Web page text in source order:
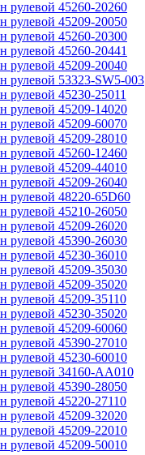
рулевой 45260-20260
рулевой 45209-20050
рулевой 45260-20300
рулевой 45260-20441
рулевой 45209-20040
рулевой 53323-SW5-003
рулевой 45230-25011
рулевой 45209-14020
рулевой 45209-60070
рулевой 45209-28010
рулевой 45260-12460
рулевой 45209-44010
рулевой 45209-26040
рулевой 48220-65D60
рулевой 45210-26050
рулевой 45209-26020
рулевой 45390-26030
рулевой 45230-36010
рулевой 45209-35030
рулевой 45209-35020
рулевой 45209-35110
рулевой 45230-35020
рулевой 45209-60060
рулевой 45390-27010
рулевой 45230-60010
рулевой 34160-AA010
рулевой 45390-28050
рулевой 45220-27110
рулевой 45209-32020
рулевой 45209-22010
рулевой 45209-50010